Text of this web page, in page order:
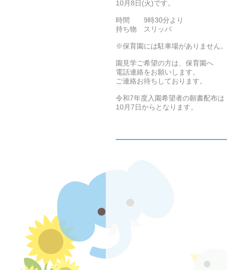
10月8日(火)です。
時間 9時30分より
持ち物 スリッパ
※保育園には駐車場がありません。
園見学ご希望の方は、保育園へ
電話連絡をお願いします。
ご連絡お待ちしております。
令和7年度入園希望者の願書配布は
10月7日からとなります。